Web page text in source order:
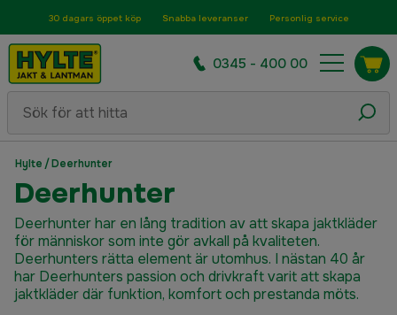
30 dagars öppet köp Snabba leveranser Personlig service
0345 - 400 00
Hylte /Deerhunter
Deerhunter
Deerhunter har en lång tradition av att skapa jaktkläder
för människor som inte gör avkall på kvaliteten.
Deerhunters rätta element är utomhus. I nästan 40 år
har Deerhunters passion och drivkraft varit att skapa
jaktkläder där funktion, komfort och prestanda möts.